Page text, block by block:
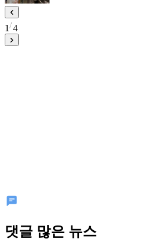
1 4
댓글 많은 뉴스